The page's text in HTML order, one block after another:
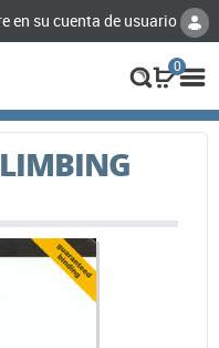
en su cuenta de usuario
0